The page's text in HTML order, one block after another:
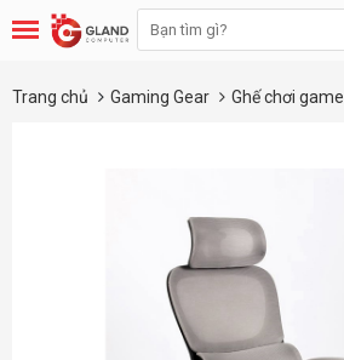
Trang chủ Gaming Gear Ghế chơi game